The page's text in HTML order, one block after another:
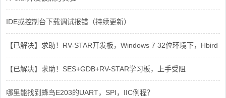
IDE或控制台下载调试报错（持续更新）
【已解决】求助！RV-STAR开发板，Windows 7 32位环境下，
【已解决】求助！SES+GDB+RV-STAR学习板，上手受阻
哪里能找到蜂鸟E203的UART，SPI，IIC例程？